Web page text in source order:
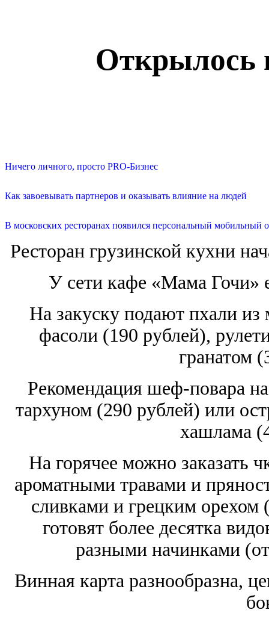
Открылось
Ничего личного, просто PRO-Бизнес
Как завоевывать партнеров и оказывать влияние на людей
В московских ресторанах появился персональный мобильный
Ресторан грузинской кухни
У сети кафе «Мама Гочи»
На закуску подают пхали
фасоли (190 рублей),
гранатом
Рекомендация шеф-повара
тархуном (290 рублей) или
хашлама
На горячее можно заказать
ароматными травами и
сливками и грецким орехом
готовят более десятка
разными начинками
Винная карта разнообразна,